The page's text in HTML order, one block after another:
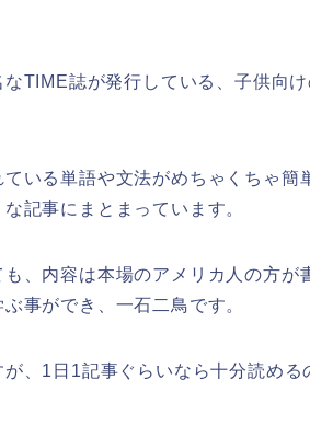
TIME誌が発行している、子供向
いる単語や文法がめちゃくちゃ簡
記事にまとまっています。
、内容は本場のアメリカ人の方が
事ができ、一石二鳥です。
、1日1記事ぐらいなら十分読める